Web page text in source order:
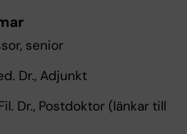
senior
Dr., Adjunkt
Dr., Postdoktor (länkar till